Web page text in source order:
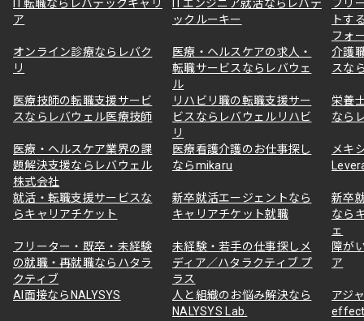
IT転職ならレバテックキャリ
ア
ITエンジニア就活ならレバテ
ックルーキー
フリ
トす
フォ
オンライン診療ならレバク
リ
医療・ヘルスケアの求人・
転職サービスならレバウェ
ル
介護
スな
医療技師の転職支援サービ
スならレバウェル医療技師
リハビリ職の転職支援サー
ビスならレバウェルリハビ
リ
栄養
なら
医療・ヘルスケア業界の課
題解決支援ならレバウェル
株式会社
医療看護介護のお仕事探し
ならmikaru
メキ
就活・転職支援サービスな
らキャリアチケット
新卒就活エージェントなら
キャリアチケット就職
新卒
なら
ェ
フリーター・既卒・未経験
の就職・再就職ならハタラ
クティブ
未経験・若手の仕事探しメ
ディア／ハタラクティブ プ
ラス
障が
ア
AI面接ならNALYSYS
人と組織のお悩み解決なら
NALYSYS Lab.
アジ